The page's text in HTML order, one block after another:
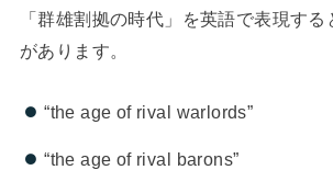
「群雄割拠の時代」を英語で表現す
があります。
“the age of rival warlords”
“the age of rival barons”